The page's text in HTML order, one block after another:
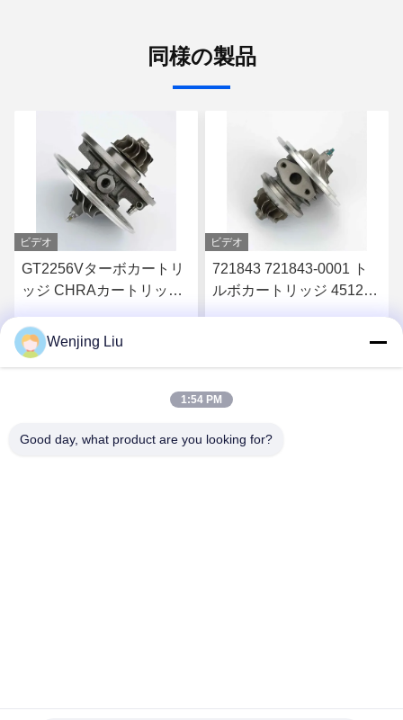
同様の製品
ビデオ
GT2256Vターボカートリ
ッジ CHRAカートリッジ
ォード・レンジャー 2.8
94Kw 最高 の 価格 を 入手 す
ビデオ
721843 721843-0001 ト
ルボカートリッジ 451298
Wenjing Liu
1:54 PM
Good day, what product are you looking for?